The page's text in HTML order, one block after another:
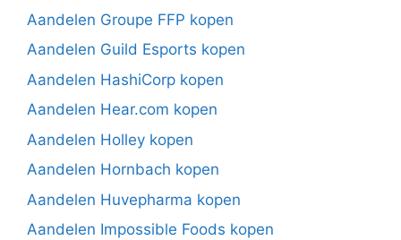
Aandelen Groupe FFP kopen
Aandelen Guild Esports kopen
Aandelen HashiCorp kopen
Aandelen Hear.com kopen
Aandelen Holley kopen
Aandelen Hornbach kopen
Aandelen Huvepharma kopen
Aandelen Impossible Foods kopen